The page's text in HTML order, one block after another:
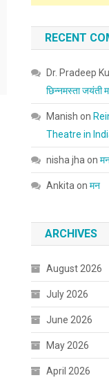
RECENT
Dr. Pradeep
छिन्नमस्ता जयंती
Manish on
Theatre in
nisha jha on
Ankita onमन
ARCHIVES
August 2026
July 2026
June 2026
May 2026
April 2026